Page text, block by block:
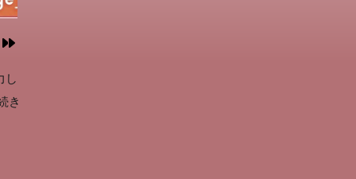
し
き